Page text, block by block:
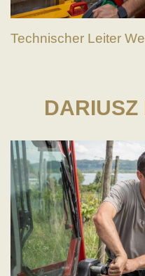
Technischer Leiter
DARIUSZ